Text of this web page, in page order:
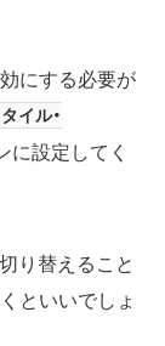
にする必要が
イル・
に設定してく
り替えること
といいでしょ